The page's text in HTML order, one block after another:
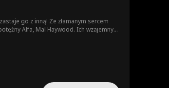
go z inną! Ze złamanym sercem
Alfa, Mal Haywood. Ich wzajemny